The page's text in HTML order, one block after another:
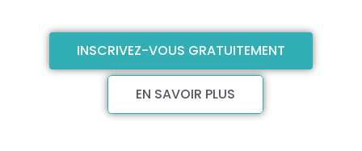
INSCRIVEZ-VOUS GRATUITEMENT
EN SAVOIR PLUS